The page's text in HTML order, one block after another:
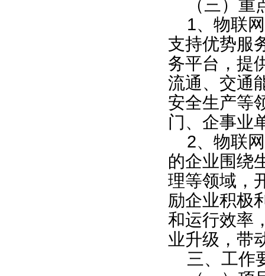
（三）重
1、物联
支持优势服
务平台，提
流通、交通
安全生产等
门、企事业
2、物联
的企业围绕
理等领域，
励企业积极
和运行效率
业升级，带
三、工作